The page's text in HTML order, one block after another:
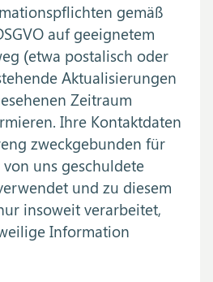
gemäß
auf geeignetem
(etwa postalisch oder
Aktualisierungen
Zeitraum
Ihre Kontaktdaten
zweckgebunden für
uns geschuldete
und zu diesem
insoweit verarbeitet,
Information